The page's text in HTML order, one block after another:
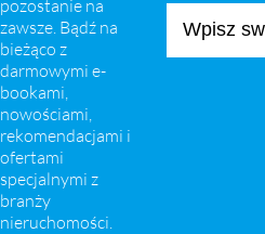
pozostanie na
zawsze. Bądź na
bieżąco z
darmowymi e-
bookami,
nowościami,
rekomendacjami i
ofertami
specjalnymi z
branży
nieruchomości.